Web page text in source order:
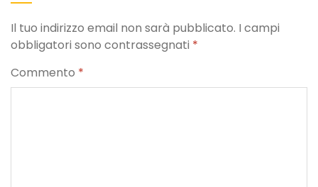
Il tuo indirizzo email non sarà pubblicato. I campi
obbligatori sono contrassegnati *
Commento *